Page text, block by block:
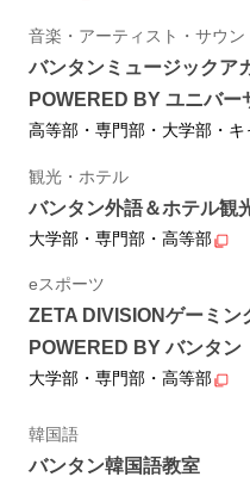
音楽・アーティスト・サウン
バンタンミュージックア
POWERED BY ユニバー
高等部・専門部・大学部・キ
観光・ホテル
バンタン外語＆ホテル観
大学部・専門部・高等部
eスポーツ
ZETA DIVISIONゲーミン
POWERED BY バンタン
大学部・専門部・高等部
韓国語
バンタン韓国語教室